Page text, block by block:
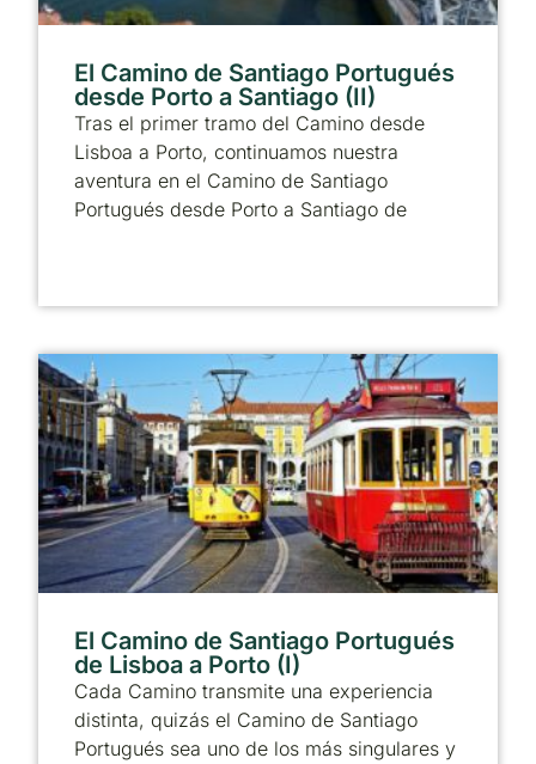
El Camino de Santiago Portugués
desde Porto a Santiago (II)
Tras el primer tramo del Camino desde
Lisboa a Porto, continuamos nuestra
aventura en el Camino de Santiago
Portugués desde Porto a Santiago de
El Camino de Santiago Portugués
de Lisboa a Porto (I)
Cada Camino transmite una experiencia
distinta, quizás el Camino de Santiago
Portugués sea uno de los más singulares y